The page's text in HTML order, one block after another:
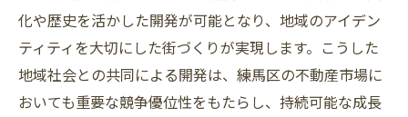
化や歴史を活かした開発が可能となり、地域のアイデン
ティティを大切にした街づくりが実現します。こうした
地域社会との共同による開発は、練馬区の不動産市場に
おいても重要な競争優位性をもたらし、持続可能な成長